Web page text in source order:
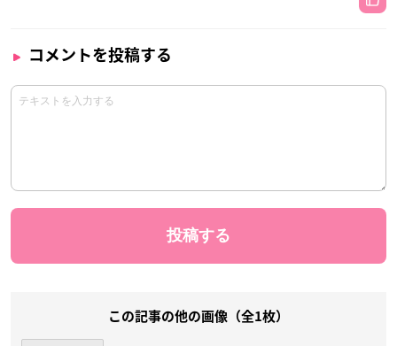
コメントを投稿する
この記事の他の画像（全1枚）